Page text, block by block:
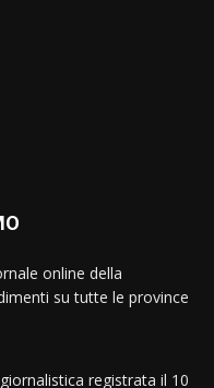
online della
su tutte le province
registrata il 10